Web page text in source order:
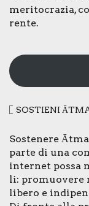
meri­to­cra­zia,
ren­te.
SOSTIE­NI
Soste­ne­re
par­te di una
inter­net pos­sa
li: pro­muo­ve­re
libe­ro e